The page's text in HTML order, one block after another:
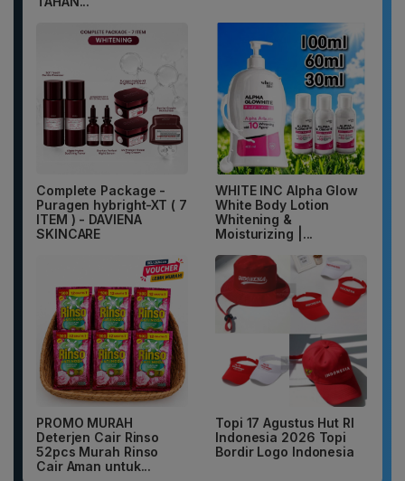
Complete Package -
Puragen hybright-XT ( 7
ITEM ) - DAVIENA
SKINCARE
WHITE INC Alpha Glow
White Body Lotion
Whitening &
Moisturizing |...
PROMO MURAH
Deterjen Cair Rinso
52pcs Murah Rinso
Cair Aman untuk...
Topi 17 Agustus Hut RI
Indonesia 2026 Topi
Bordir Logo Indonesia